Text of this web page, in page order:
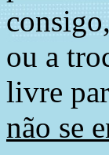
ou a
livre
não se